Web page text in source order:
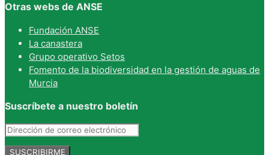
Otras webs de ANSE
Fundación ANSE
La canastera
Grupo operativo Setos
Fomento de la biodiversidad en la gestión de aguas de
Murcia
Suscríbete a nuestro boletín